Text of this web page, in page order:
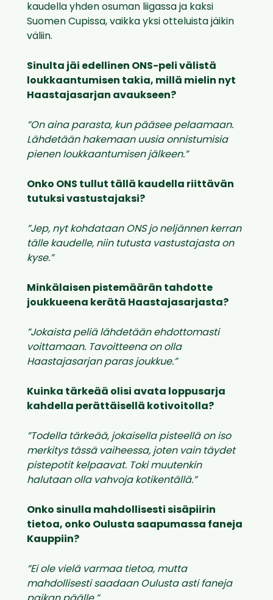
kaudella yhden osuman liigassa ja kaksi
Suomen Cupissa, vaikka yksi otteluista jäikin
väliin.
Sinulta jäi edellinen ONS-peli välistä
loukkaantumisen takia, millä mielin nyt
Haastajasarjan avaukseen?
”On aina parasta, kun pääsee pelaamaan.
Lähdetään hakemaan uusia onnistumisia
pienen loukkaantumisen jälkeen.”
Onko ONS tullut tällä kaudella riittävän
tutuksi vastustajaksi?
”Jep, nyt kohdataan ONS jo neljännen kerran
tälle kaudelle, niin tutusta vastustajasta on
kyse.”
Minkälaisen pistemäärän tahdotte
joukkueena kerätä Haastajasarjasta?
”Jokaista peliä lähdetään ehdottomasti
voittamaan. Tavoitteena on olla
Haastajasarjan paras joukkue.”
Kuinka tärkeää olisi avata loppusarja
kahdella perättäisellä kotivoitolla?
”Todella tärkeää, jokaisella pisteellä on iso
merkitys tässä vaiheessa, joten vain täydet
pistepotit kelpaavat. Toki muutenkin
halutaan olla vahvoja kotikentällä.”
Onko sinulla mahdollisesti sisäpiirin
tietoa, onko Oulusta saapumassa faneja
Kauppiin?
”Ei ole vielä varmaa tietoa, mutta
mahdollisesti saadaan Oulusta asti faneja